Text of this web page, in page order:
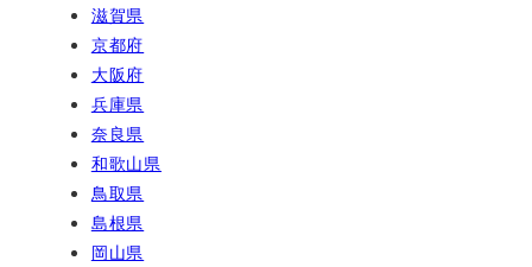
滋賀県
京都府
大阪府
兵庫県
奈良県
和歌山県
鳥取県
島根県
岡山県